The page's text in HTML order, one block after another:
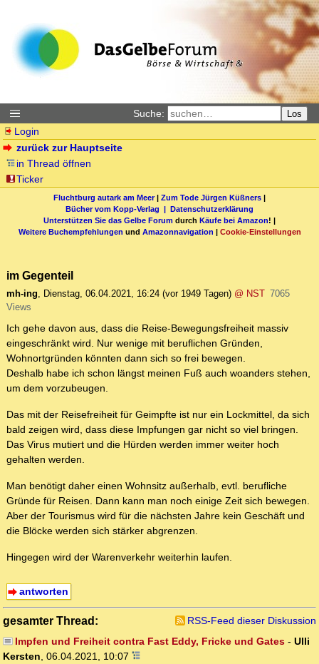
Suche: Los
Login
zurück zur Hauptseite
in Thread öffnen
Ticker
Fluchtburg autark am Meer| Zum Tode Jürgen Küßners |
Bücher vom Kopp-Verlag | Datenschutzerklärung
Unterstützen Sie das Gelbe Forum durch Käufe bei Amazon! |
Weitere Buchempfehlungen und Amazonnavigation | Cookie-Einstellungen
im Gegenteil
mh-ing, Dienstag, 06.04.2021, 16:24 (vor 1949 Tagen) @ NST 7065
Views
Ich gehe davon aus, dass die Reise-Bewegungsfreiheit massiv
eingeschränkt wird. Nur wenige mit beruflichen Gründen,
Wohnortgründen könnten dann sich so frei bewegen.
Deshalb habe ich schon längst meinen Fuß auch woanders stehen,
um dem vorzubeugen.
Das mit der Reisefreiheit für Geimpfte ist nur ein Lockmittel, da sich
bald zeigen wird, dass diese Impfungen gar nicht so viel bringen.
Das Virus mutiert und die Hürden werden immer weiter hoch
gehalten werden.
Man benötigt daher einen Wohnsitz außerhalb, evtl. berufliche
Gründe für Reisen. Dann kann man noch einige Zeit sich bewegen.
Aber der Tourismus wird für die nächsten Jahre kein Geschäft und
die Blöcke werden sich stärker abgrenzen.
Hingegen wird der Warenverkehr weiterhin laufen.
antworten
gesamter Thread:
RSS-Feed dieser Diskussion
Impfen und Freiheit contra Fast Eddy, Fricke und Gates- Ulli
Kersten, 06.04.2021, 10:07